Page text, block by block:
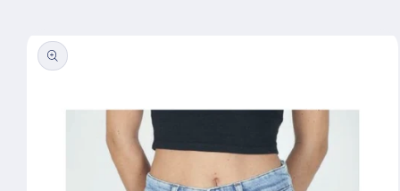
informazioni
sul prodotto